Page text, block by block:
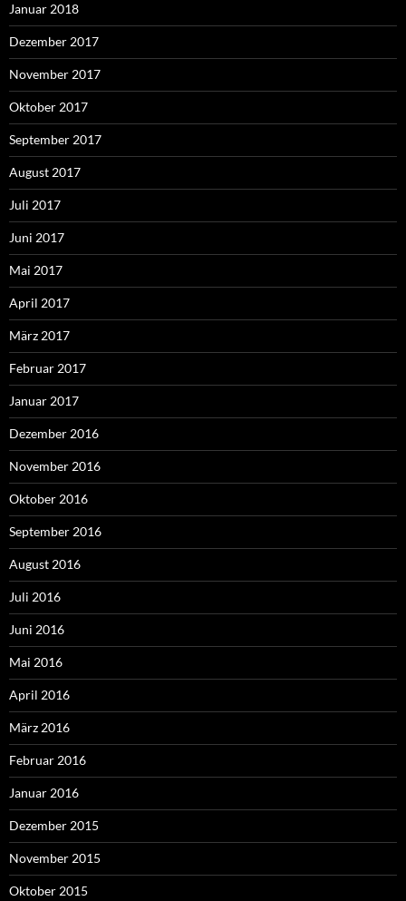
Januar 2018
Dezember 2017
November 2017
Oktober 2017
September 2017
August 2017
Juli 2017
Juni 2017
Mai 2017
April 2017
März 2017
Februar 2017
Januar 2017
Dezember 2016
November 2016
Oktober 2016
September 2016
August 2016
Juli 2016
Juni 2016
Mai 2016
April 2016
März 2016
Februar 2016
Januar 2016
Dezember 2015
November 2015
Oktober 2015